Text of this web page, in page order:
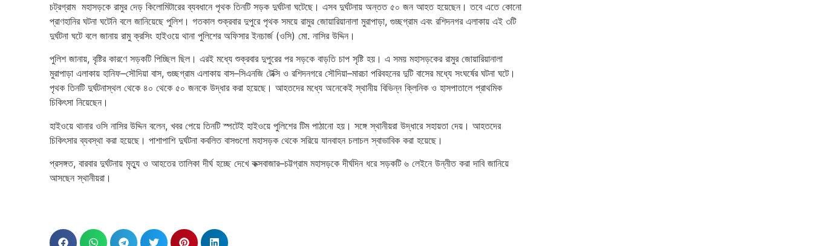
চট্রগ্রাম মহাসড়কে রামুর দেড় কিলোমিটারের ব্যবধানে পৃথক তিনটি সড়ক দুর্ঘটনা ঘটেছে। এসব দুর্ঘটনায় অন্তত ৫০ জন আহত হয়েছেন। তবে এতে কোনো
প্রাণহানির ঘটনা ঘটেনি বলে জানিয়েছে পুলিশ। গতকাল শুক্রবার দুপুরে পৃথক সময়ে রামুর জোয়ারিয়ানালা মুরাপাড়া, গুচ্ছগ্রাম এবং রশিদনগর এলাকায় এই ৩টি
দুর্ঘটনা ঘটে বলে জানায় রামু ক্রসিং হাইওয়ে থানা পুলিশের অফিসার ইনচার্জ (ওসি) মো. নাসির উদ্দিন।
পুলিশ জানায়, বৃষ্টির কারণে সড়কটি পিচ্ছিল ছিল। এরই মধ্যে শুক্রবার দুপুরের পর সড়কে বাড়তি চাপ সৃষ্টি হয়। এ সময় মহাসড়কের রামুর জোয়ারিয়ানালা
মুরাপাড়া এলাকায় হানিফ–সৌদিয়া বাস, গুচ্ছগ্রাম এলাকায় বাস–সিএনজি টেক্সি ও রশিদনগরে সৌদিয়া–মারচা পরিবহনের দুটি বাসের মধ্যে সংঘর্ষের ঘটনা ঘটে।
পৃথক তিনটি দুর্ঘটনাস্থল থেকে ৪০ থেকে ৫০ জনকে উদ্ধার করা হয়েছে। আহতদের মধ্যে অনেকেই স্থানীয় বিভিন্ন ক্লিনিক ও হাসপাতালে প্রাথমিক
চিকিৎসা নিয়েছেন।
হাইওয়ে থানার ওসি নাসির উদ্দিন বলেন, খবর পেয়ে তিনটি স্পটেই হাইওয়ে পুলিশের টিম পাঠানো হয়। সঙ্গে স্থানীয়রা উদ্ধারে সহায়তা দেয়। আহতদের
চিকিৎসার ব্যবস্থা করা হয়েছে। পাশাপাশি দুর্ঘটনা কবলিত বাসগুলো মহাসড়ক থেকে সরিয়ে যানবাহন চলাচল স্বাভাবিক করা হয়েছে।
প্রসঙ্গত, বারবার দুর্ঘটনায় মৃত্যু ও আহতের তালিকা দীর্ঘ হচ্ছে দেখে কক্সবাজার–চট্টগ্রাম মহাসড়কে দীর্ঘদিন ধরে সড়কটি ৬ লেইনে উন্নীত করা দাবি জানিয়ে
আসছেন স্থানীয়রা।